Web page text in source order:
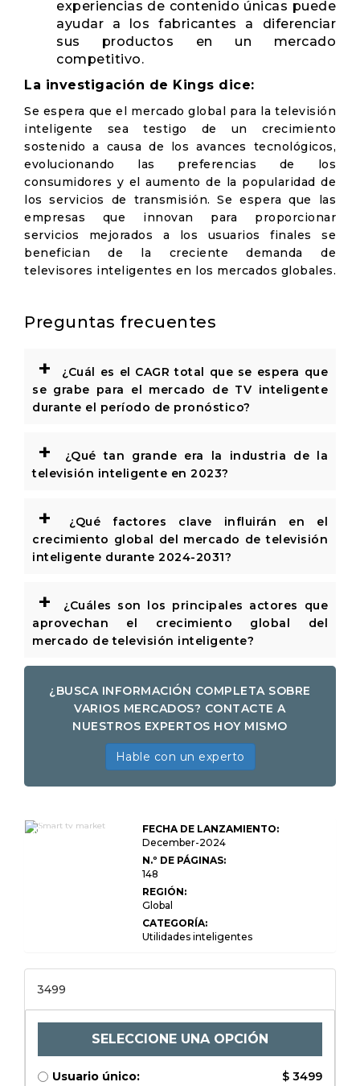
experiencias de contenido únicas puede
ayudar a los fabricantes a diferenciar
sus productos en un mercado
competitivo.
La investigación de Kings dice:
Se espera que el mercado global para la televisión
inteligente sea testigo de un crecimiento
sostenido a causa de los avances tecnológicos,
evolucionando las preferencias de los
consumidores y el aumento de la popularidad de
los servicios de transmisión. Se espera que las
empresas que innovan para proporcionar
servicios mejorados a los usuarios finales se
benefician de la creciente demanda de
televisores inteligentes en los mercados globales.
Preguntas frecuentes
+
¿Cuál es el CAGR total que se espera que
se grabe para el mercado de TV inteligente
durante el período de pronóstico?
+
¿Qué tan grande era la industria de la
televisión inteligente en 2023?
+
¿Qué factores clave influirán en el
crecimiento global del mercado de televisión
inteligente durante 2024-2031?
+
¿Cuáles son los principales actores que
aprovechan el crecimiento global del
mercado de televisión inteligente?
¿BUSCA INFORMACIÓN COMPLETA SOBRE
VARIOS MERCADOS? CONTACTE A
NUESTROS EXPERTOS HOY MISMO
Hable con un experto
Smart TV
Market by
empresas,
educativas) y
regional, 2024-
2031
FECHA DE LANZAMIENTO:
December-2024
N.º DE PÁGINAS:
148
REGIÓN:
Global
CATEGORÍA:
Utilidades inteligentes
3499
SELECCIONE UNA OPCIÓN
Usuario único:
$ 3499